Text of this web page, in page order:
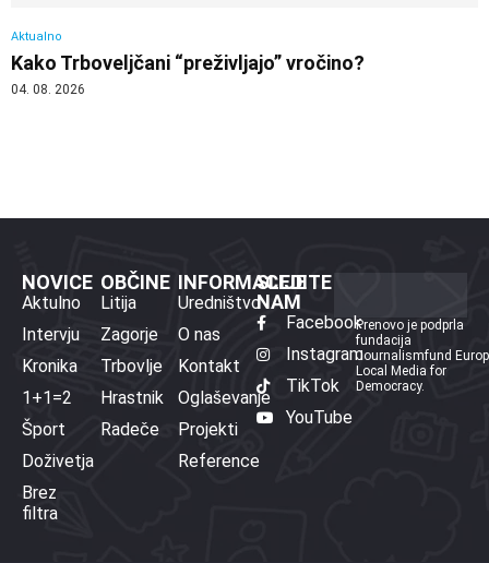
Aktualno
Kako Trboveljčani “preživljajo” vročino?
04. 08. 2026
NOVICE
Aktulno
Intervju
Kronika
1+1=2
Šport
Doživetja
Brez
filtra
OBČINE
Litija
Zagorje
Trbovlje
Hrastnik
Radeče
INFORMACIJE
Uredništvo
O nas
Kontakt
Oglaševanje
Projekti
Reference
SLEDITE
NAM
Facebook
Instagram
TikTok
YouTube
Prenovo je podprla
fundacija
Journalismfund
Local Media for
Democracy.